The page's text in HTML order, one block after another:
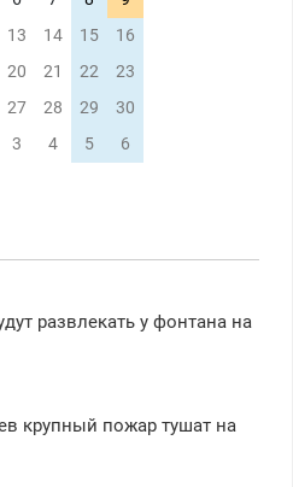
13 14 15
16
20 21 22
23
27 28 29
30
3 4 5 6
развлекать у фонтана на
крупный пожар тушат на